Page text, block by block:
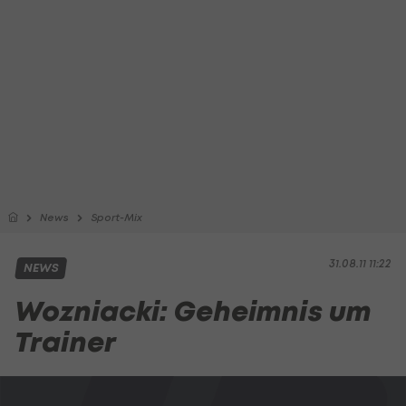
News Sport-Mix
31.08.11 11:22
NEWS
Wozniacki: Geheimnis um
Trainer